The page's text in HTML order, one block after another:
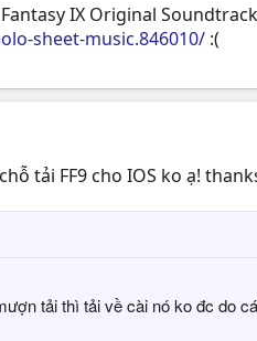
IX Original
sheet-music.846010/ :(
tải FF9 cho IOS ko ạ!
tải thì tải về cài nó ko đc do